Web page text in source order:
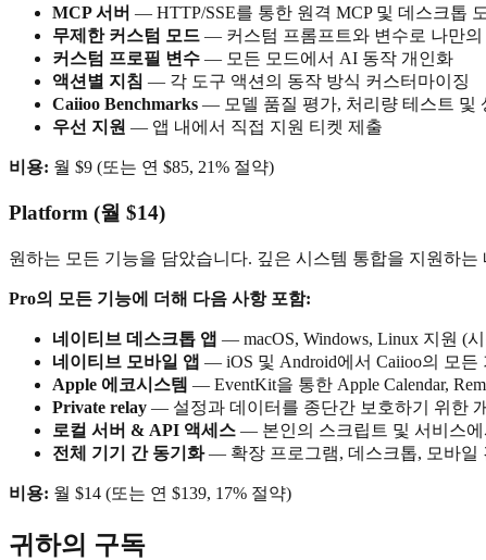
MCP 서버 — HTTP/SSE를 통한 원격 MCP 및 데스크톱
무제한 커스텀 모드 — 커스텀 프롬프트와 변수로 나만의
커스텀 프로필 변수 — 모든 모드에서 AI 동작 개인화
액션별 지침 — 각 도구 액션의 동작 방식 커스터마이징
Caiioo Benchmarks — 모델 품질 평가, 처리량 테스트 및
우선 지원 — 앱 내에서 직접 지원 티켓 제출
비용: 월 $9 (또는 연 $85, 21% 절약)
Platform (월 $14)
원하는 모든 기능을 담았습니다. 깊은 시스템 통합을 지원하는
Pro의 모든 기능에 더해 다음 사항 포함:
네이티브 데스크톱 앱 — macOS, Windows, Linux 지원 (
네이티브 모바일 앱 — iOS 및 Android에서 Caiioo의 모든
Apple 에코시스템 — EventKit을 통한 Apple Calendar,
Private relay — 설정과 데이터를 종단간 보호하기 위한
로컬 서버 & API 액세스 — 본인의 스크립트 및 서비스에
전체 기기 간 동기화— 확장 프로그램, 데스크톱, 모바일
비용: 월 $14 (또는 연 $139, 17% 절약)
귀하의 구독